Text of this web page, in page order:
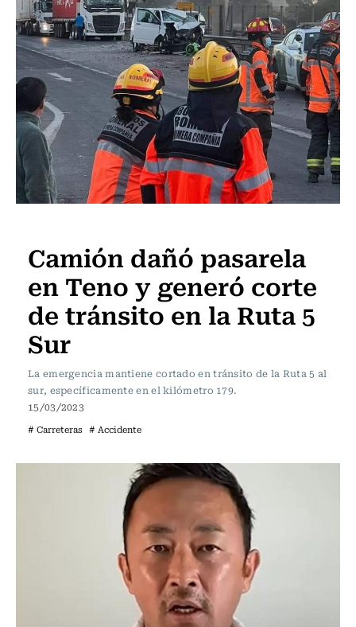
Camión dañó pasarela
en Teno y generó corte
de tránsito en la Ruta 5
Sur
La emergencia mantiene cortado en tránsito de la Ruta 5 al
sur, específicamente en el kilómetro 179.
15/03/2023
# Carreteras # Accidente